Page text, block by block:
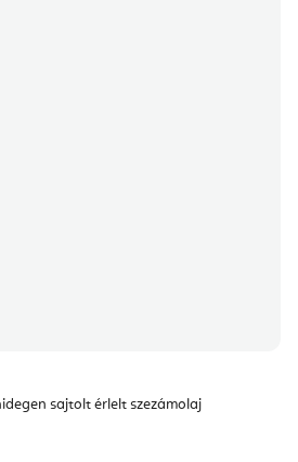
sajtolt érlelt szezámolaj